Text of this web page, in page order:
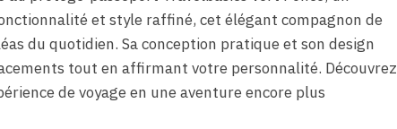
et style raffiné, cet élégant compagnon de
du quotidien. Sa conception pratique et son design
tout en affirmant votre personnalité. Découvrez
de voyage en une aventure encore plus